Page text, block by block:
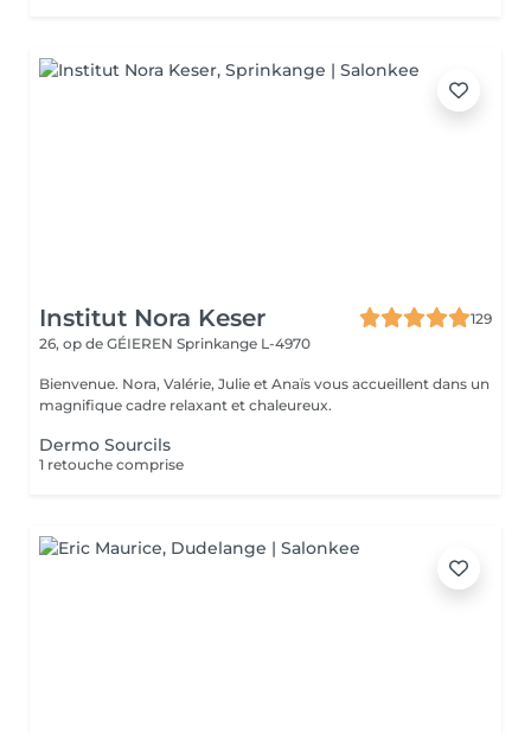
Institut Nora Keser
129
26, op de GÉIEREN Sprinkange L-4970
Bienvenue. Nora, Valérie, Julie et Anaïs vous accueillent dans un
magnifique cadre relaxant et chaleureux.
Dermo Sourcils
1 retouche comprise